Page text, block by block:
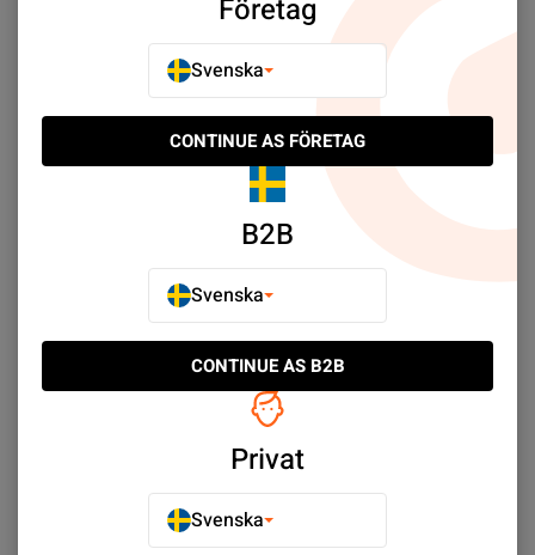
OPPO Reno4 SE Batterier
OPPO Reno5 Pro Batterier
Stigande ordning
Företag
Svenska
CONTINUE AS FÖRETAG
B2B
Svenska
CONTINUE AS B2B
Privat
Svenska